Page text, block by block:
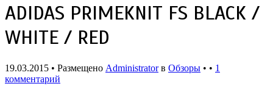
ADIDAS PRIMEKNIT FS BLACK /
WHITE / RED
19.03.2015 • Размещено Administratorв Обзоры • • 1
комментарий